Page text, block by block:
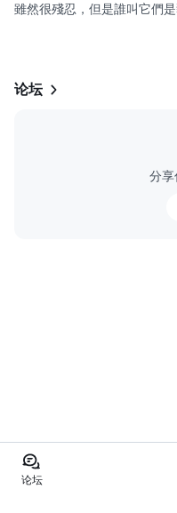
雖然很殘忍，但是誰叫它們是
▼養的豬越多就越容易獲得稀
最初您將祗能購買C級豬崽
论坛
分享
论坛